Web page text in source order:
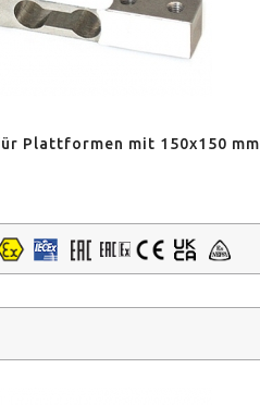
für Plattformen mit 150x150 mm